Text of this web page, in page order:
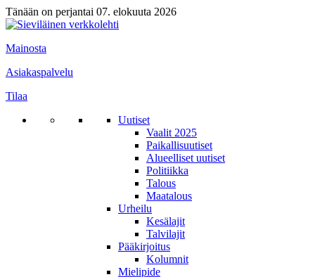
Tänään on perjantai 07. elokuuta 2026
Mainosta
Asiakaspalvelu
Tilaa
Uutiset
Vaalit 2025
Paikallisuutiset
Alueelliset uutiset
Politiikka
Talous
Maatalous
Urheilu
Kesälajit
Talvilajit
Pääkirjoitus
Kolumnit
Mielipide